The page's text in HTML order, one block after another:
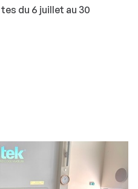
du 6 juillet au 30